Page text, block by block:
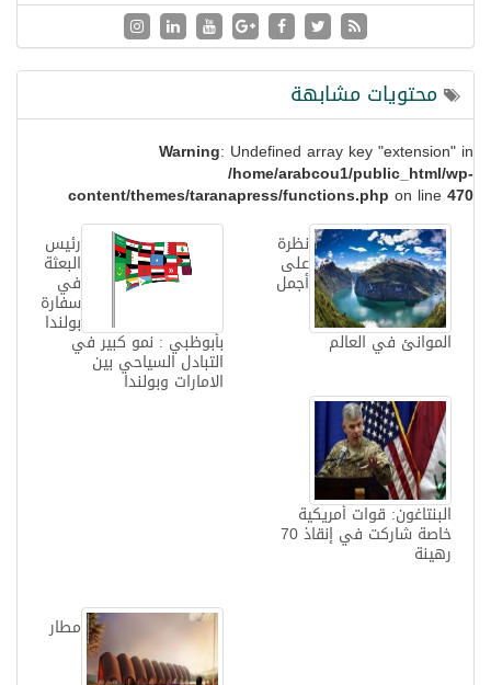
محتويات مشابهة
Warning: Undefined array key "extension" in
/home/arabcou1/public_html/wp-
content/themes/taranapress/functions.php on line470
رئيس
البعثة
في
سفارة
بولندا
بأبوظبي : نمو كبير في
التبادل السياحي بين
الامارات وبولندا
نظرة
على
أجمل
الموانئ في العالم
البنتاغون: قوات أمريكية
خاصة شاركت في إنقاذ 70
رهينة
مطار